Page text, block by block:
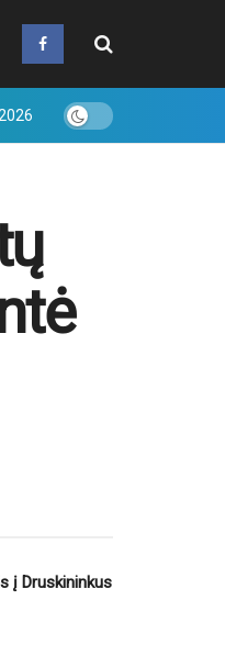
į Druskininkus